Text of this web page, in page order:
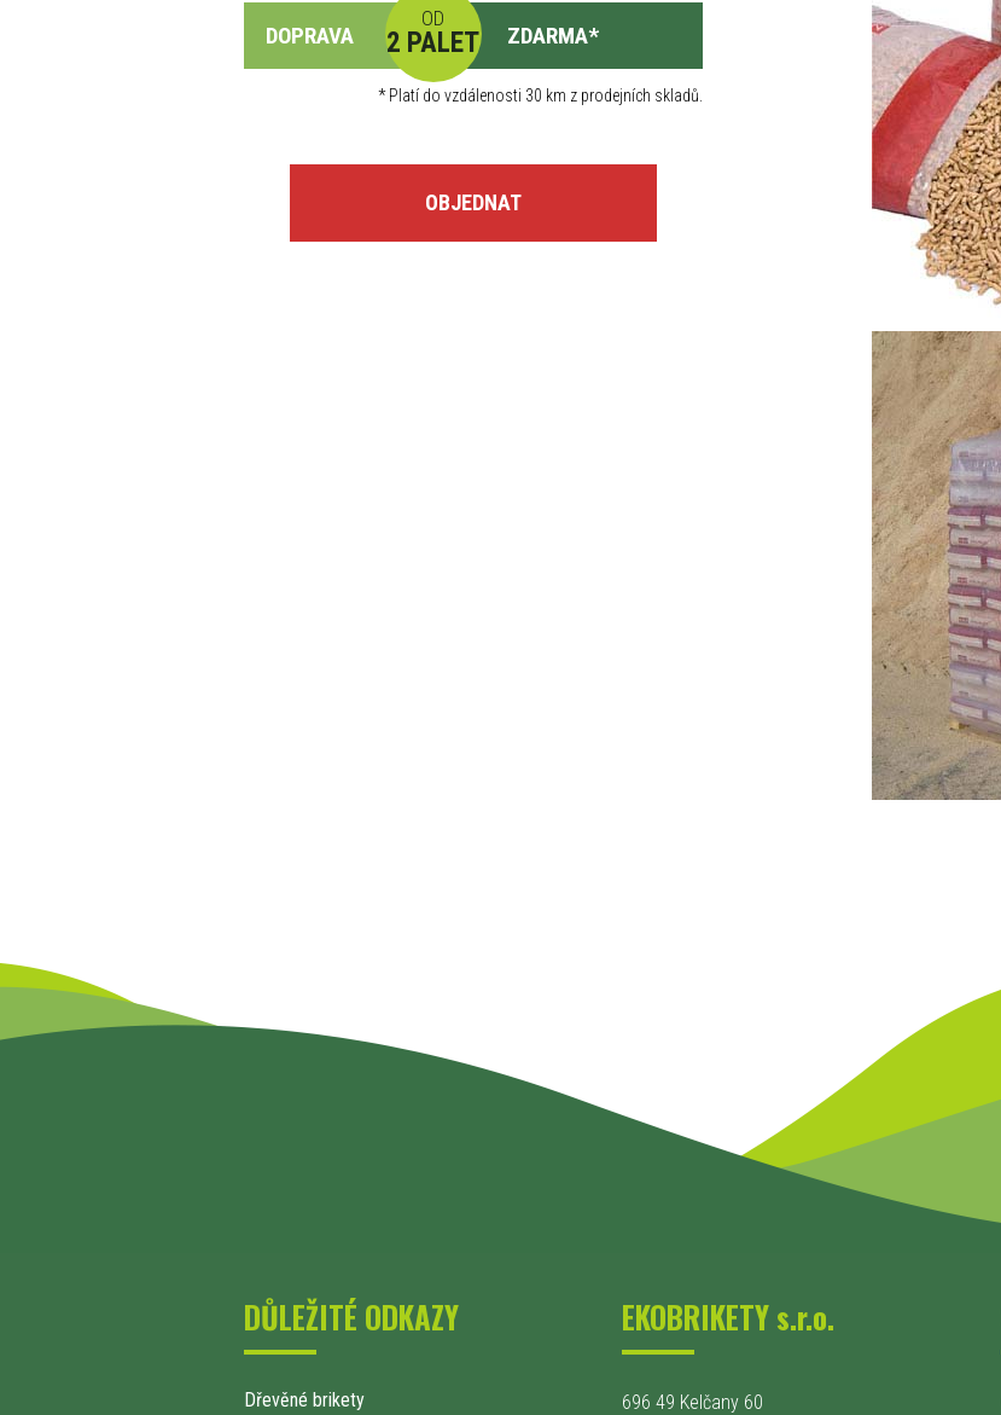
DOPRAVA
OD
2 PALET ZDARMA*
*Platí do vzdálenosti 30 km z prodejních skladů.
OBJEDNAT
DŮLEŽITÉ ODKAZY
Dřevěné brikety
EKOBRIKETY s.r.o.
696 49 Kelčany 60